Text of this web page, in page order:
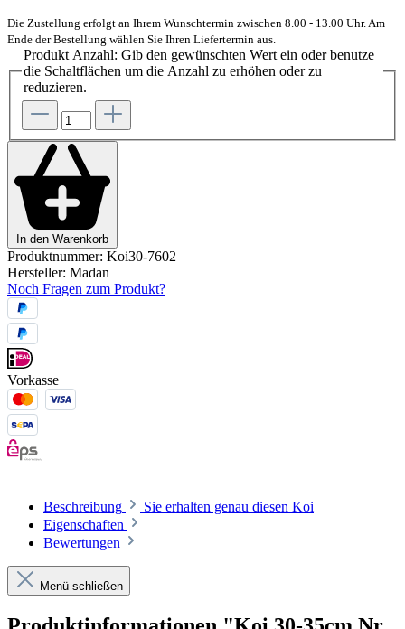
Die Zustellung erfolgt an Ihrem Wunschtermin zwischen 8.00 - 13.00 Uhr. Am
Ende der Bestellung wählen Sie Ihren Liefertermin aus.
Produkt Anzahl: Gib den gewünschten Wert ein oder benutze
die Schaltflächen um die Anzahl zu erhöhen oder zu
reduzieren.
In den Warenkorb
Produktnummer: Koi30-7602
Hersteller: Madan
Noch Fragen zum Produkt?
Vorkasse
Beschreibung
Sie erhalten genau diesen Koi
Eigenschaften
Bewertungen
Menü schließen